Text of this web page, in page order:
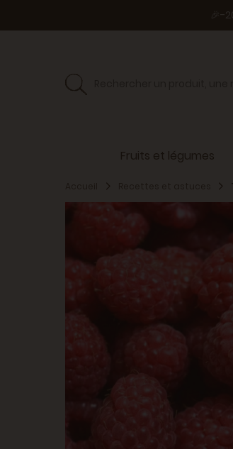
🎉-
Fruits et légumes